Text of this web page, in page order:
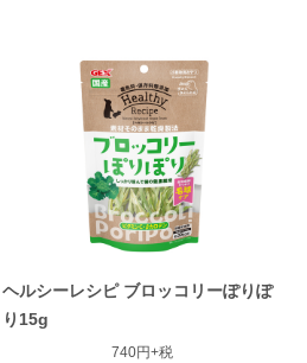
ヘルシーレシピ ブロッコリーぽりぽ
り15g
740円+税